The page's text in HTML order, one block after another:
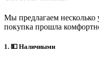
Мы предлагаем
покупка прошла
1. 💵 Наличными